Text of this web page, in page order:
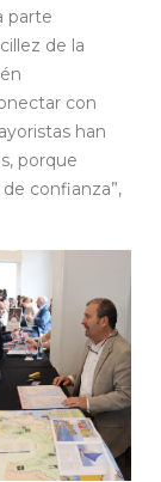
parte
de la
con
han
porque
confianza”,